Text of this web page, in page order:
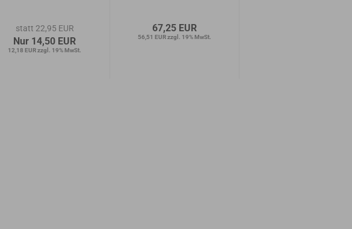
statt 22,95 EUR
Nur 14,50 EUR
12,18 EUR zzgl. 19% MwSt.
67,25 EUR
56,51 EUR zzgl. 19% MwSt.